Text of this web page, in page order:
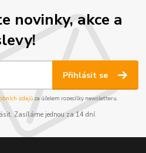
novinky, akce a
Přihlásit se
údajůza účelem rozesílky newsletteru.
Zasíláme jednou za 14 dní.